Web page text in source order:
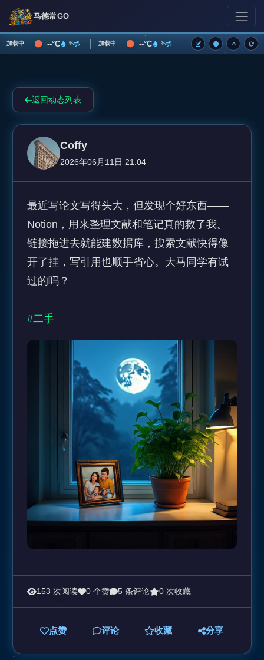
马德常GO
加载中... --°C --% -- | 加载中... --°C --% --
返回动态列表
Coffy
2026年06月11日 21:04
最近写论文写得头大，但发现个好东西——
Notion，用来整理文献和笔记真的救了我。
链接拖进去就能建数据库，搜索文献快得像
开了挂，写引用也顺手省心。大马同学有试
过的吗？
#二手
153 次阅读 0 个赞 5 条评论 0 次收藏
点赞 评论 收藏 分享